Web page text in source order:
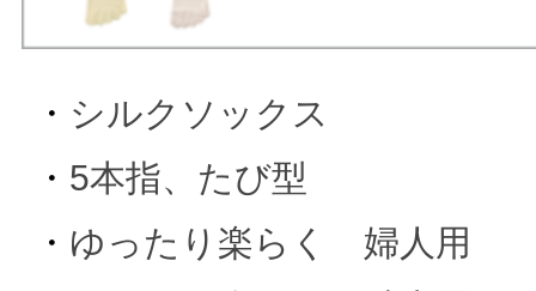
・ シルクソックス
・ 5本指、たび型
・ ゆったり楽らく 婦人用